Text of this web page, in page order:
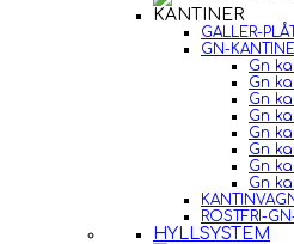
KANTINER
GALLER-
GN-
Gn
Gn
Gn
Gn
Gn
Gn
Gn
Gn
ROSTFRI-
HYLLSYSTEM